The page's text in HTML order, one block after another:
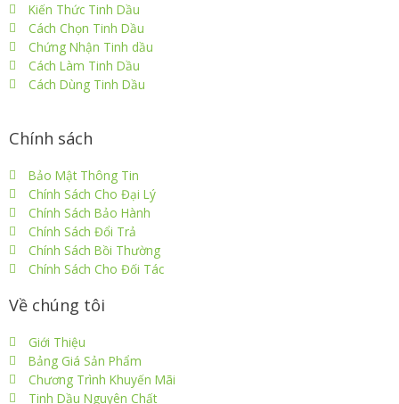
Kiến Thức Tinh Dầu
Cách Chọn Tinh Dầu
Chứng Nhận Tinh dầu
Cách Làm Tinh Dầu
Cách Dùng Tinh Dầu
Chính sách
Bảo Mật Thông Tin
Chính Sách Cho Đại Lý
Chính Sách Bảo Hành
Chính Sách Đổi Trả
Chính Sách Bồi Thường
Chính Sách Cho Đối Tác
Về chúng tôi
Giới Thiệu
Bảng Giá Sản Phẩm
Chương Trình Khuyến Mãi
Tinh Dầu Nguyên Chất